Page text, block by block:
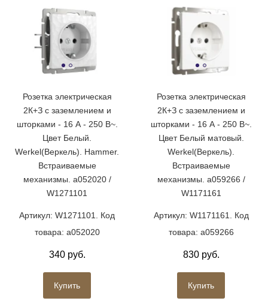
Розетка электрическая
2К+З с заземлением и
шторками - 16 А - 250 В~.
Цвет Белый.
Werkel(Веркель). Hammer.
Встраиваемые
механизмы. a052020 /
W1271101
Артикул: W1271101. Код
товара: a052020
340 руб.
Купить
Розетка электрическая
2К+З с заземлением и
шторками - 16 А - 250 В~.
Цвет Белый матовый.
Werkel(Веркель).
Встраиваемые
механизмы. a059266 /
W1171161
Артикул: W1171161. Код
товара: a059266
830 руб.
Купить